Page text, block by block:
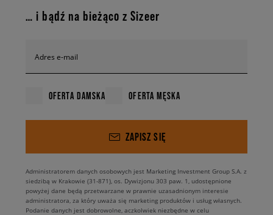
… i bądź na bieżąco z Sizeer
Adres e-mail
OFERTA DAMSKA OFERTA MĘSKA
ZAPISZ SIĘ
Administratorem danych osobowych jest Marketing Investment Group S.A. z
siedzibą w Krakowie (31-871), os. Dywizjonu 303 paw. 1, udostępnione
powyżej dane będą przetwarzane w prawnie uzasadnionym interesie
administratora, za który uważa się marketing produktów i usług własnych.
Podanie danych jest dobrowolne, aczkolwiek niezbędne w celu